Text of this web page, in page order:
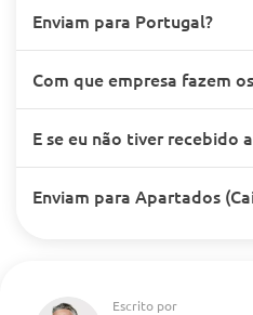
Enviam para Portugal?
Com que empresa fazem
E se eu não tiver recebido
Enviam para Apartados
Escrito por